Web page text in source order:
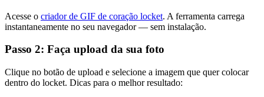
Acesse o criador de GIF de coração locket. A ferramenta carrega
instantaneamente no seu navegador — sem instalação.
Passo 2: Faça upload da sua foto
Clique no botão de upload e selecione a imagem que quer colocar
dentro do locket. Dicas para o melhor resultado: